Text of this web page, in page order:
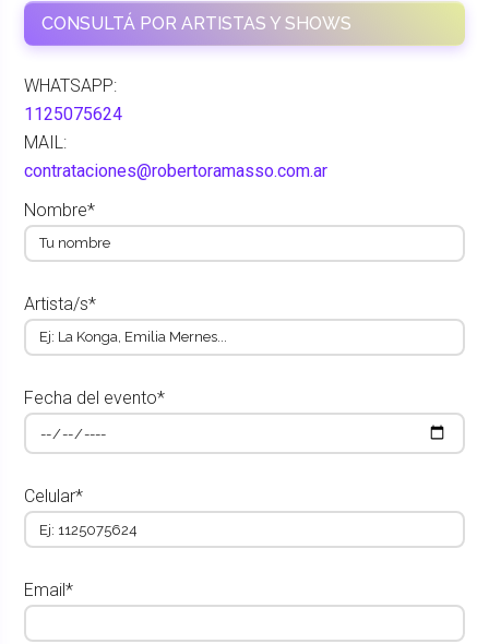
CONSULTÁ POR ARTISTAS Y SHOWS
WHATSAPP:
1125075624
MAIL:
contrataciones@robertoramasso.com.ar
Nombre*
Artista/s*
Fecha del evento*
Celular*
Email*